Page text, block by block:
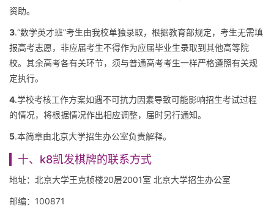
资助。
3.“数学英才班”考生由我校单独录取，根据教育部规定，考生无需填
报高考志愿，非应届考生不得作为应届毕业生录取到其他高等院
校。其余高考各有关环节，须与普通高考考生一样严格遵照有关规
定执行。
4.学校考核工作方案如遇不可抗力因素导致可能影响招生考试过程
的情况，将根据情况作出相应调整，届时另行通知。
5.本简章由北京大学招生办公室负责解释。
十、k8凯发棋牌的联系方式
地址：北京大学王克桢楼20层2001室 北京大学招生办公室
邮编：100871